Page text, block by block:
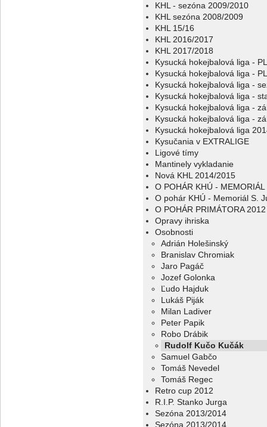
KHL - sezóna 2009/2010
KHL sezóna 2008/2009
KHL 15/16
KHL 2016/2017
KHL 2017/2018
Kysucká hokejbalová liga -
Kysucká hokejbalová liga -
Kysucká hokejbalová liga -
Kysucká hokejbalová liga -
Kysucká hokejbalová liga -
Kysucká hokejbalová liga -
Kysucká hokejbalová liga
Kysučania v EXTRALIGE
Ligové tímy
Mantinely vykladanie
Nová KHL 2014/2015
O POHÁR KHÚ - MEMORIÁL
O pohár KHÚ - Memoriál S.
O POHÁR PRIMÁTORA 2012
Opravy ihriska
Osobnosti
Adrián Holešinský
Branislav Chromiak
Jaro Pagáč
Jozef Golonka
Ľudo Hajduk
Lukáš Piják
Milan Ladiver
Peter Papik
Robo Drábik
Rudolf Kučo Kučák
Samuel Gabčo
Tomáš Nevedel
Tomáš Regec
Retro cup 2012
R.I.P. Stanko Jurga
Sezóna 2013/2014
Sezóna 2013/2014